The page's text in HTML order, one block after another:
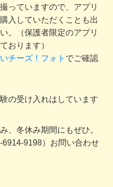
っていますので、アプリ
入していただくことも出
。（保護者限定のアプリ
おります）
チーズ！フォト でご確認
の受け入れはしています
、冬休み期間にもぜひ。
9198）お問い合わせ